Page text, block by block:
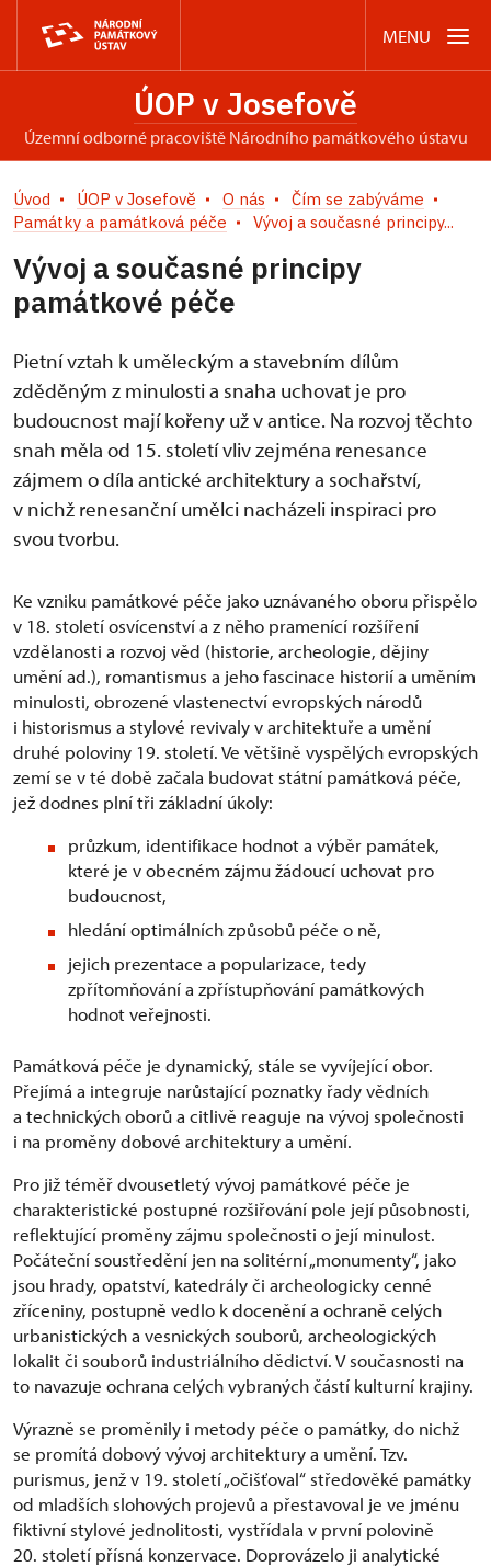
MENU
ÚOP v Josefově
územní odborné pracoviště Národního památkového ústavu
Úvod ÚOP v Josefově O nás
Čím se zabýváme
Památky a památková péče
Vývoj a současné principy...
Vývoj a současné principy
památkové péče
Pietní vztah k uměleckým a stavebním dílům
zděděným z minulosti a snaha uchovat je pro
budoucnost mají kořeny už v antice. Na rozvoj těchto
snah měla od 15. století vliv zejména renesance
zájmem o díla antické architektury a sochařství,
v nichž renesanční umělci nacházeli inspiraci pro
svou tvorbu.
Ke vzniku památkové péče jako uznávaného oboru přispělo
v 18. století osvícenství a z něho pramenící rozšíření
vzdělanosti a rozvoj věd (historie, archeologie, dějiny
umění ad.), romantismus a jeho fascinace historií a uměním
minulosti, obrozené vlastenectví evropských národů
i historismus a stylové revivaly v architektuře a umění
druhé poloviny 19. století. Ve většině vyspělých evropských
zemí se v té době začala budovat státní památková péče,
jež dodnes plní tři základní úkoly:
průzkum, identifikace hodnot a výběr památek,
které je v obecném zájmu žádoucí uchovat pro
budoucnost,
hledání optimálních způsobů péče o ně,
jejich prezentace a popularizace, tedy
zpřítomňování a zpřístupňování památkových
hodnot veřejnosti.
Památková péče je dynamický, stále se vyvíjející obor.
Přejímá a integruje narůstající poznatky řady vědních
a technických oborů a citlivě reaguje na vývoj společnosti
i na proměny dobové architektury a umění.
Pro již téměř dvousetletý vývoj památkové péče je
charakteristické postupné rozšiřování pole její působnosti,
reflektující proměny zájmu společnosti o její minulost.
Počáteční soustředění jen na solitérní „monumenty“, jako
jsou hrady, opatství, katedrály či archeologicky cenné
zříceniny, postupně vedlo k docenění a ochraně celých
urbanistických a vesnických souborů, archeologických
lokalit či souborů industriálního dědictví. V současnosti na
to navazuje ochrana celých vybraných částí kulturní krajiny.
Výrazně se proměnily i metody péče o památky, do nichž
se promítá dobový vývoj architektury a umění. Tzv.
purismus, jenž v 19. století „očišťoval“ středověké památky
od mladších slohových projevů a přestavoval je ve jménu
fiktivní stylové jednolitosti, vystřídala v první polovině
20. století přísná konzervace. Doprovázelo ji analytické